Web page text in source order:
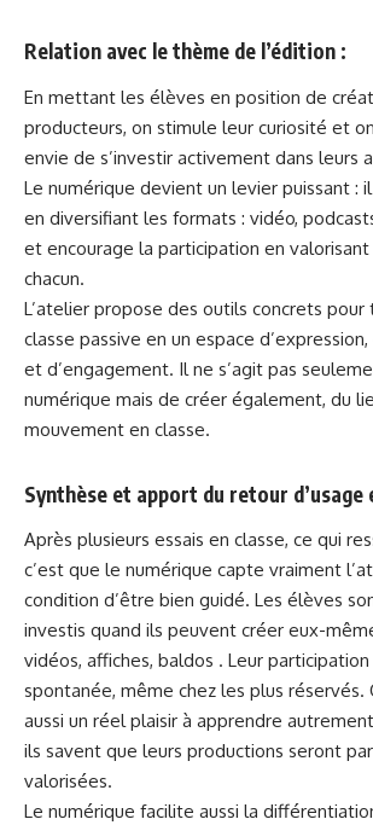
Relation avec le thème de l’édition :
En mettant les élèves en position de
producteurs, on stimule leur curiosité et
envie de s’investir activement dans leurs
Le numérique devient un levier puissant :
en diversifiant les formats : vidéo,
et encourage la participation en
chacun.
L’atelier propose des outils concrets pour
classe passive en un espace
et d’engagement. Il ne s’agit pas
numérique mais de créer également, du
mouvement en classe.
Synthèse et apport du retour d’usage
Après plusieurs essais en classe, ce qui
c’est que le numérique capte vraiment
condition d’être bien guidé. Les élèves
investis quand ils peuvent créer eux-
vidéos, affiches, baldos . Leur
spontanée, même chez les plus réservés.
aussi un réel plaisir à apprendre
ils savent que leurs productions seront
valorisées.
Le numérique facilite aussi la